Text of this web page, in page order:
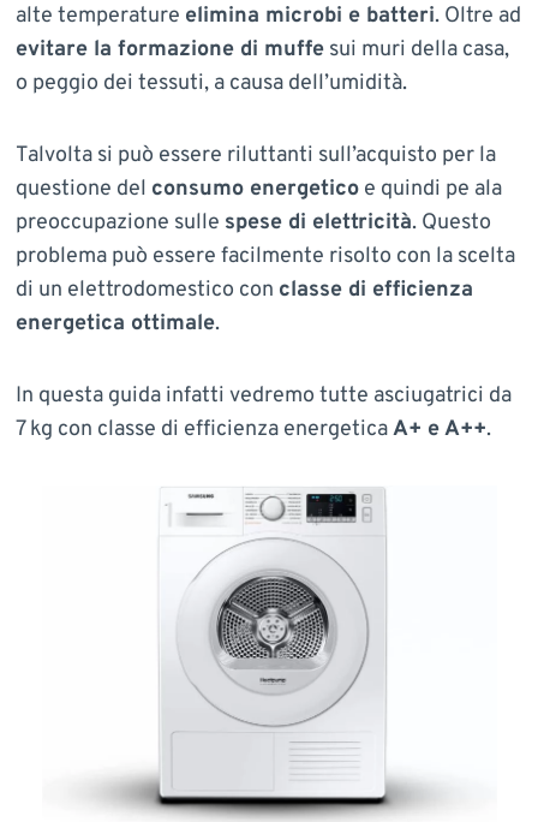
alte temperature elimina microbi e batteri. Oltre ad
evitare la formazione di muffesui muri della casa,
o peggio dei tessuti, a causa dell’umidità.
Talvolta si può essere riluttanti sull’acquisto per la
questione del consumo energeticoe quindi pe ala
preoccupazione sulle spese di elettricità. Questo
problema può essere facilmente risolto con la scelta
di un elettrodomestico con classe di efficienza
energetica ottimale.
In questa guida infatti vedremo tutte asciugatrici da
7 kg con classe di efficienza energeticaA+ e A++.